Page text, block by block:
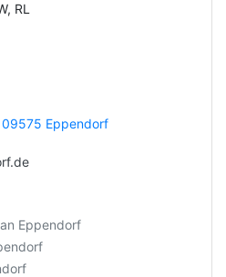
RL
Eppendorf
Eppendorf